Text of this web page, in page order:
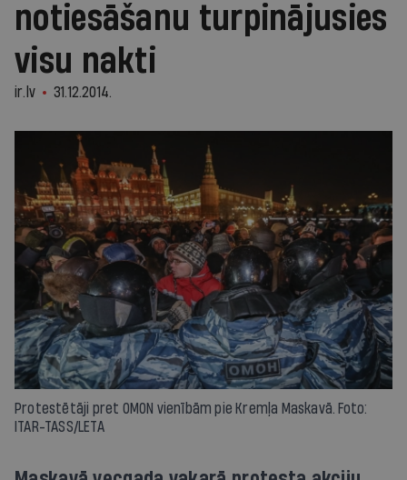
notiesāšanu turpinājusies
visu nakti
ir.lv 31.12.2014.
Protestētāji pret OMON vienībām pie Kremļa Maskavā. Foto:
ITAR-TASS/LETA